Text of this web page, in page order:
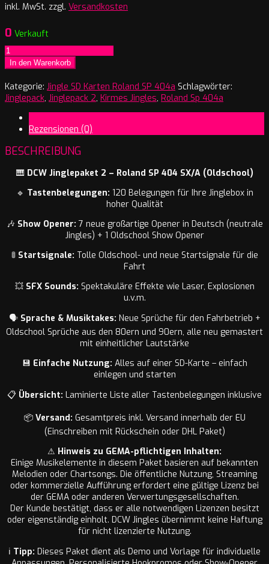
inkl. MwSt. zzgl. Versandkosten
0 Verkauft
R
Jinglepack
2
Menge
In den Warenkorb
Kategorie: Jingle SD Karten Roland SP 404a Schlagwörter:
Jinglepack, Jinglepack 2, Kirmes Jingles, Roland Sp 404a
Rezensionen (0)
BESCHREIBUNG
🎹 DCW Jinglepaket 2 – Roland SP 404 SX/A (Oldschool)
🔹 Tastenbelegungen: 120 Belegungen für Ihre Jinglebox in
hoher Qualität
🎶 Show Opener: 7 neue großartige Opener in Deutsch (neutrale
Jingles) + 1 Oldschool Show Opener
🚦 Startsignale: Tolle Oldschool- und neue Startsignale für die
Fahrt
💥 SFX Sounds: Spektakuläre Effekte wie Laser, Explosionen
u.v.m.
🗣️ Sprache & Musiktakes: Neue Sprüche für den Fahrbetrieb +
Oldschool Sprüche aus den 80ern und 90ern, alle neu gemastert
mit einheitlicher Lautstärke
💾 Einfache Nutzung: Alles auf einer SD-Karte – einfach
einlegen und starten
📋 Übersicht: Laminierte Liste aller Tastenbelegungen inklusive
📦 Versand: Gesamtpreis inkl. Versand innerhalb der EU
(Einschreiben mit Rückschein oder DHL Paket)
⚠ Hinweis zu GEMA-pflichtigen Inhalten:
Einige Musikelemente in diesem Paket basieren auf bekannten
Melodien oder Chartsongs. Die öffentliche Nutzung, Streaming
oder kommerzielle Aufführung erfordert eine gültige Lizenz bei
der GEMA oder anderen Verwertungsgesellschaften.
Der Kunde bestätigt, dass er alle notwendigen Lizenzen besitzt
oder eigenständig einholt. DCW Jingles übernimmt keine Haftung
für nicht lizenzierte Nutzung.
ℹ Tipp: Dieses Paket dient als Demo und Vorlage für individuelle